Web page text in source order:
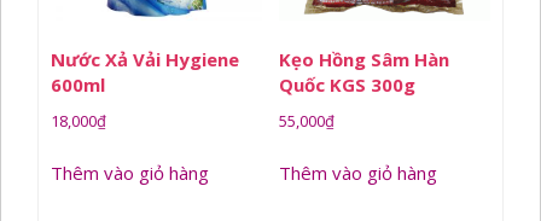
Nước Xả Vải Hygiene
600ml
18,000₫
Thêm vào giỏ hàng
Kẹo Hồng Sâm Hàn
Quốc KGS 300g
55,000₫
Thêm vào giỏ hàng